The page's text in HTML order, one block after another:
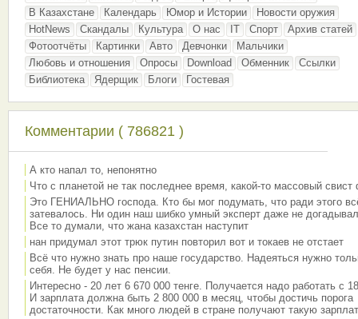
В Казахстане
Календарь Юмор и Истории
Новости оружия
HotNews
Скандалы Культура О нас IT Спорт
Архив статей
Фотоотчёты
Картинки Авто Девчонки
Мальчики
Любовь и отношения
Опросы Download Обменник
Ссылки
Библиотека
Ядерщик Блоги Гостевая
Комментарии ( 786821 )
А кто напал то, непонятно
Что с планетой не так последнее время, какой-то массовый свист
Это ГЕНИАЛЬНО господа. Кто бы мог подумать, что ради этого
затевалось. Ни один наш шибко умный эксперт даже не
Все то думали, что жана казахстан наступит
нан придумал этот трюк путин повторил вот и токаев не отстает
Всё что нужно знать про наше государство. Надеяться нужно
себя. Не будет у нас пенсии.
Интересно - 20 лет 6 670 000 тенге. Получается надо работать с
И зарплата должна быть 2 800 000 в месяц, чтобы достичь порога
достаточности. Как много людей в стране получают такую